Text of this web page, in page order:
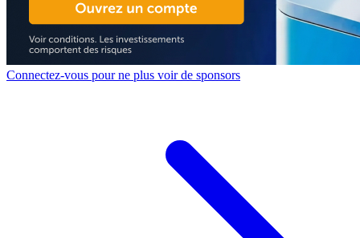
Connectez-vous pour ne plus voir de sponsors